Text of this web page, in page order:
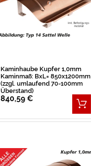
Kaminhaube Kupfer 1,0mm
Kaminmaß: BxL= 850x1200mm
(zzgl. umlaufend 70-100mm
Überstand)
840,59 €